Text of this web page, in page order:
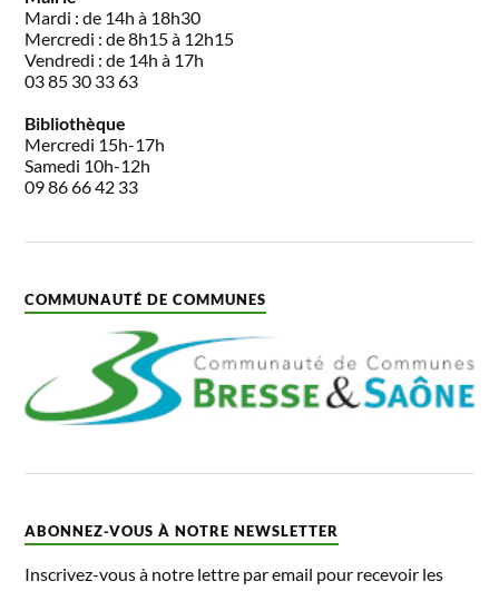
Mardi : de 14h à 18h30
Mercredi : de 8h15 à 12h15
Vendredi : de 14h à 17h
03 85 30 33 63
Bibliothèque
Mercredi 15h-17h
Samedi 10h-12h
09 86 66 42 33
COMMUNAUTÉ DE COMMUNES
ABONNEZ-VOUS À NOTRE NEWSLETTER
Inscrivez-vous à notre lettre par email pour recevoir les